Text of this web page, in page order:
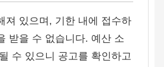
져 있으며, 기한 내에 접수하
받을 수 없습니다. 예산 소
수 있으니 공고를 확인하고